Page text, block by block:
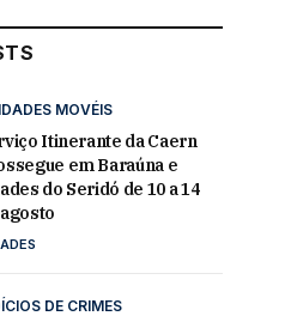
MOVÉIS
Itinerante da Caern
em Baraúna e
do Seridó de 10 a 14
DE CRIMES